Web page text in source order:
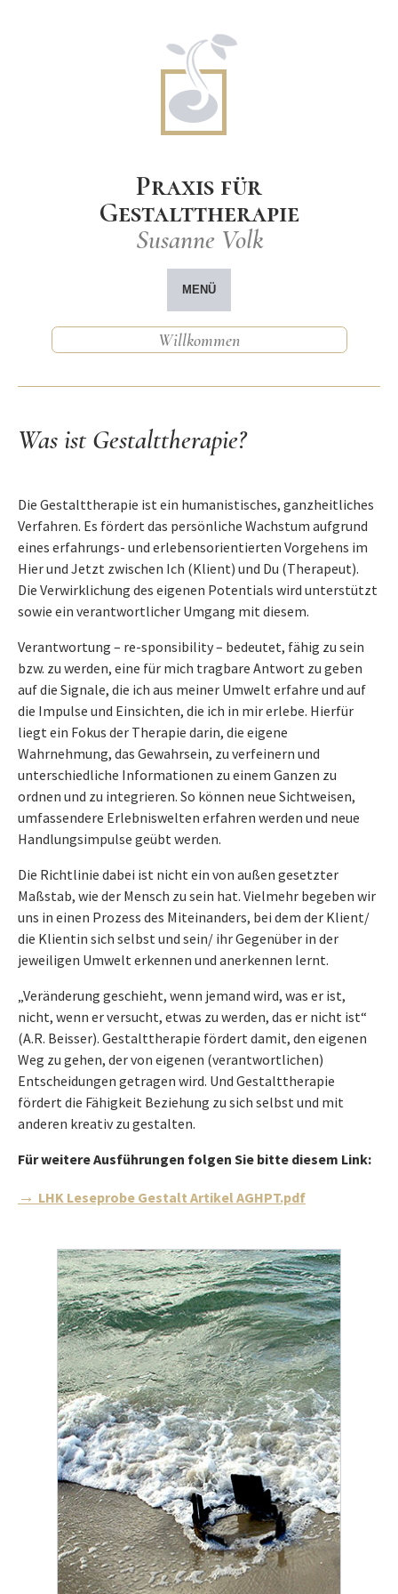
Praxis für
Gestalttherapie
Susanne Volk
MENÜ
Willkommen
Was ist Gestalttherapie?
Über mich
Konditionen
Impressum
Was ist Gestalttherapie?
Die Gestalttherapie ist ein humanistisches, ganzheitliches
Verfahren. Es fördert das persönliche Wachstum aufgrund
eines erfahrungs- und erlebensorientierten Vorgehens im
Hier und Jetzt zwischen Ich (Klient) und Du (Therapeut).
Die Verwirklichung des eigenen Potentials wird unterstützt
sowie ein verantwortlicher Umgang mit diesem.
Verantwortung – re-sponsibility – bedeutet, fähig zu sein
bzw. zu werden, eine für mich tragbare Antwort zu geben
auf die Signale, die ich aus meiner Umwelt erfahre und auf
die Impulse und Einsichten, die ich in mir erlebe. Hierfür
liegt ein Fokus der Therapie darin, die eigene
Wahrnehmung, das Gewahrsein, zu verfeinern und
unterschiedliche Informationen zu einem Ganzen zu
ordnen und zu integrieren. So können neue Sichtweisen,
umfassendere Erlebniswelten erfahren werden und neue
Handlungsimpulse geübt werden.
Die Richtlinie dabei ist nicht ein von außen gesetzter
Maßstab, wie der Mensch zu sein hat. Vielmehr begeben wir
uns in einen Prozess des Miteinanders, bei dem der Klient/
die Klientin sich selbst und sein/ ihr Gegenüber in der
jeweiligen Umwelt erkennen und anerkennen lernt.
„Veränderung geschieht, wenn jemand wird, was er ist,
nicht, wenn er versucht, etwas zu werden, das er nicht ist“
(A.R. Beisser). Gestalttherapie fördert damit, den eigenen
Weg zu gehen, der von eigenen (verantwortlichen)
Entscheidungen getragen wird. Und Gestalttherapie
fördert die Fähigkeit Beziehung zu sich selbst und mit
anderen kreativ zu gestalten.
Für weitere Ausführungen folgen Sie bitte diesem Link:
LHK Leseprobe Gestalt Artikel AGHPT.pdf